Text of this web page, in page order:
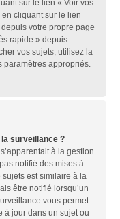
sur le lien « Voir vos
cliquant sur le lien
votre propre page
rapide » depuis
vos sujets, utilisez la
paramètres appropriés.
surveillance ?
à la gestion
notifié des mises à
est similaire à la
être notifié lorsqu’un
vous permet
à jour dans un sujet ou